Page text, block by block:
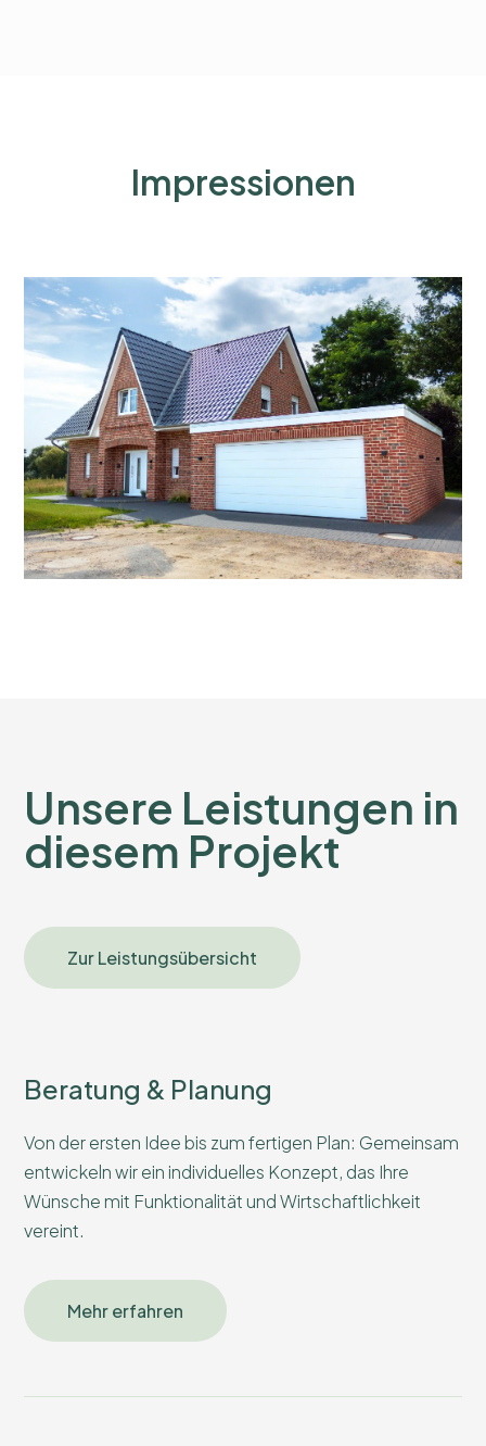
Impressionen
Unsere Leistungen in
diesem Projekt
Zur Leistungsübersicht
Beratung & Planung
Von der ersten Idee bis zum fertigen Plan: Gemeinsam
entwickeln wir ein individuelles Konzept, das Ihre
Wünsche mit Funktionalität und Wirtschaftlichkeit
vereint.
Mehr erfahren